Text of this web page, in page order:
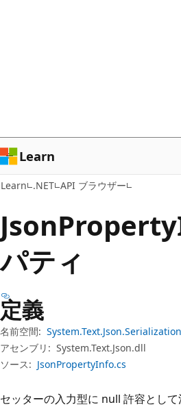
ン
ツ
に
ス
ッ
ゲ
ー
シ
ョ
に
プ
Learn
Learn .NET API ブラウザー
JsonProperty
パティ
定義
名前空間:
アセンブリ: System.Text.Json.dll
ソース: JsonPropertyInfo.cs
セッターの入力型に null 許容とし